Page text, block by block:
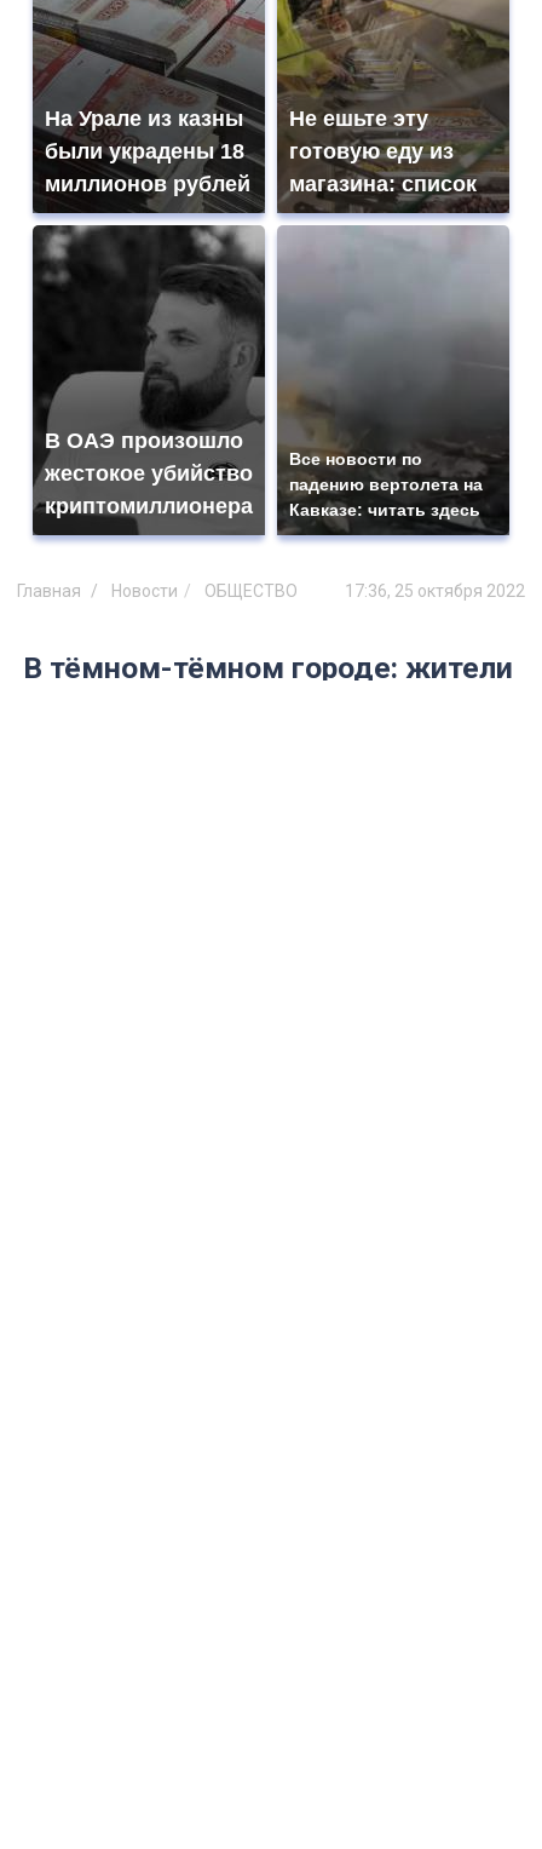
На Урале из казны
были украдены 18
миллионов рублей
Не ешьте эту
готовую еду из
магазина: список
В ОАЭ произошло
жестокое убийство
криптомиллионера
Все новости по
падению вертолета на
Кавказе: читать здесь
Главная Новости ОБЩЕСТВО 17:36, 25 октября 2022
В тёмном-тёмном городе: жители